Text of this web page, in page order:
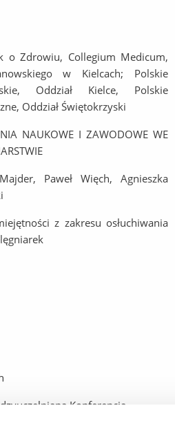
o Zdrowiu, Collegium Medicum,
w Kielcach; Polskie
Oddział Kielce, Polskie
Oddział Świętokrzyski
NAUKOWE I ZAWODOWE WE
Paweł Więch, Agnieszka
z zakresu osłuchiwania
Konferencja
praktycznego studentów